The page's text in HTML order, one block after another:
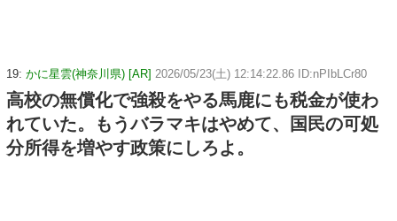
19: かに星雲(神奈川県) [AR] 2026/05/23(土) 12:14:22.86 ID:nPIbLCr80
高校の無償化で強殺をやる馬鹿にも税金が使わ
れていた。もうバラマキはやめて、国民の可処
分所得を増やす政策にしろよ。